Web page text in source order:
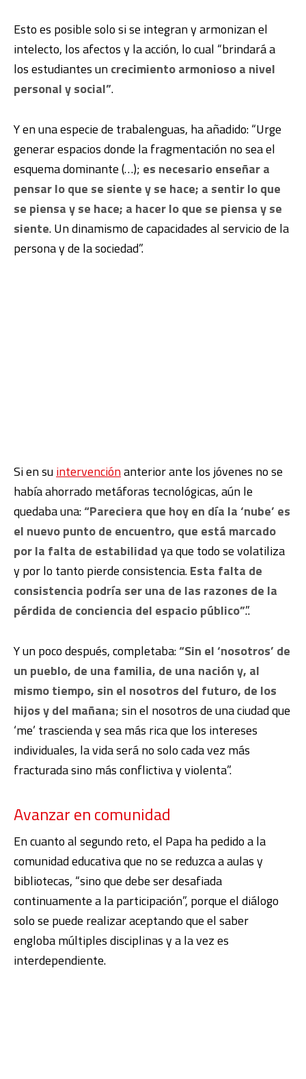
Esto es posible solo si se integran y armonizan el
intelecto, los afectos y la acción, lo cual “brindará a
los estudiantes uncrecimiento armonioso a nivel
personal y social”.
Y en una especie de trabalenguas, ha añadido: “Urge
generar espacios donde la fragmentación no sea el
esquema dominante (…); es necesario enseñar a
pensar lo que se siente y se hace; a sentir lo que
se piensa y se hace; a hacer lo que se piensa y se
siente. Un dinamismo de capacidades al servicio de la
persona y de la sociedad”.
Si en suintervenciónanterior ante los jóvenes no se
había ahorrado metáforas tecnológicas, aún le
quedaba una:“Pareciera que hoy en día la ‘nube’ es
el nuevo punto de encuentro, que está marcado
por la falta de estabilidadya que todo se volatiliza
y por lo tanto pierde consistencia.Esta falta de
consistencia podría ser una de las razones de la
pérdida de conciencia del espacio público”.”.
Y un poco después, completaba:“Sin el ‘nosotros’ de
un pueblo, de una familia, de una nación y, al
mismo tiempo, sin el nosotros del futuro, de los
hijos y del mañana; sin el nosotros de una ciudad que
‘me’ trascienda y sea más rica que los intereses
individuales, la vida será no solo cada vez más
fracturada sino más conflictiva y violenta”.
Avanzar en comunidad
En cuanto al segundo reto, el Papa ha pedido a la
comunidad educativa que no se reduzca a aulas y
bibliotecas, “sino que debe ser desafiada
continuamente a la participación”, porque el diálogo
solo se puede realizar aceptando que el saber
engloba múltiples disciplinas y a la vez es
interdependiente.